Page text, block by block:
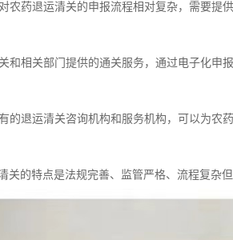
农药退运清关的申报流程相对复杂，需要提
和相关部门提供的通关服务，通过电子化申
的退运清关咨询机构和服务机构，可以为农
关的特点是法规完善、监管严格、流程复杂